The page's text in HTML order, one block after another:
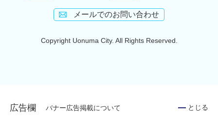
メールでのお問い合わせ
Copyright Uonuma City. All Rights Reserved.
広告欄 バナー広告掲載について